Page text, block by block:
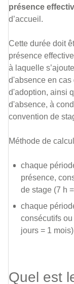
présence
d’accueil.
Cette durée doit
présence
à laquelle
d'absence en cas
d'adoption, ainsi
d'absence, à
convention de
Méthode de
chaque
présence,
de stage (7 h
chaque
consécutifs
jours = 1 mois)
Quel est